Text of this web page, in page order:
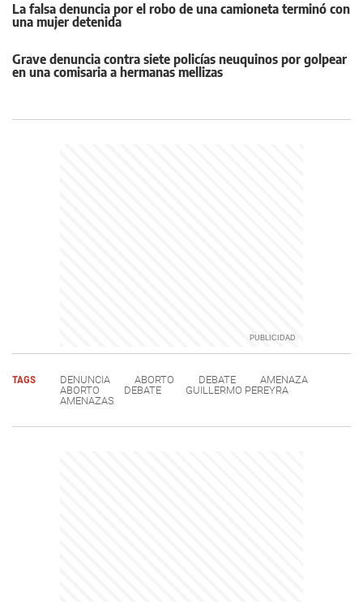
La falsa denuncia por el robo de una camioneta terminó con
una mujer detenida
Grave denuncia contra siete policías neuquinos por golpear
en una comisaria a hermanas mellizas
TAGS DENUNCIA ABORTO DEBATE
AMENAZA
ABORTO
DEBATE
GUILLERMO PEREYRA
AMENAZAS